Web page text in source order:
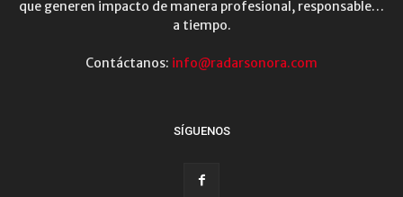
que generen impacto de manera profesional, responsable…
a tiempo.
Contáctanos: info@radarsonora.com
SÍGUENOS